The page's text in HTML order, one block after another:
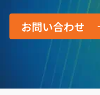
お問い合わせ